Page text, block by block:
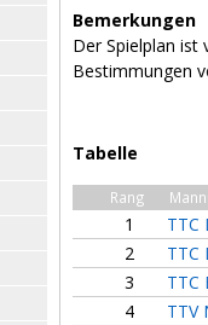
Bemerkungen
Der Spielplan ist
Bestimmungen
Tabelle
Rang
1 TTC
2
TTC
3
TTC
4
TTV